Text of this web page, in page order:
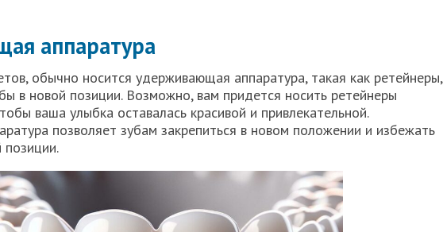
аппаратура
обычно носится удерживающая аппаратура, такая как ретейнеры,
в новой позиции. Возможно, вам придется носить ретейнеры
ваша улыбка оставалась красивой и привлекательной.
позволяет зубам закрепиться в новом положении и избежать
позиции.